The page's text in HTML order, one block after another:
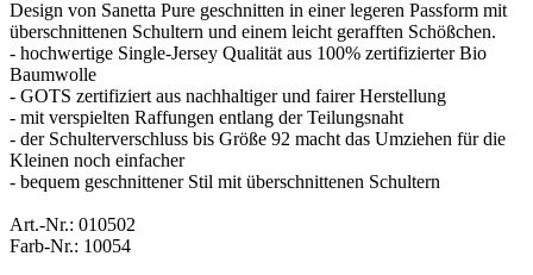
Design von Sanetta Pure geschnitten in einer legeren Passform mit
überschnittenen Schultern und einem leicht gerafften Schößchen.
- hochwertige Single-Jersey Qualität aus 100% zertifizierter Bio
Baumwolle
- GOTS zertifiziert aus nachhaltiger und fairer Herstellung
- mit verspielten Raffungen entlang der Teilungsnaht
- der Schulterverschluss bis Größe 92 macht das Umziehen für die
Kleinen noch einfacher
- bequem geschnittener Stil mit überschnittenen Schultern
Art.-Nr.: 010502
Farb-Nr.: 10054